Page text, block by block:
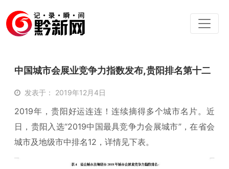
中国城市会展业竞争力指数发布,贵阳排名第十二
发表于： 2019年12月4日
2019年，贵阳好运连连！连续摘得多个城市名片。近
日，贵阳入选“2019中国最具竞争力会展城市”，在省会
城市及地级市中排名12，详情见下表。